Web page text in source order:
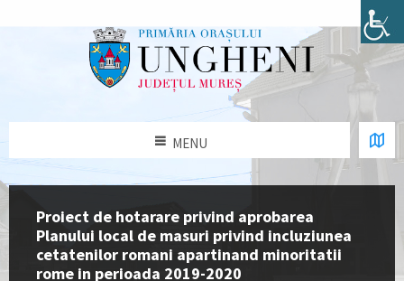
MENU
Proiect de hotarare privind aprobarea
Planului local de masuri privind incluziunea
cetatenilor romani apartinand minoritatii
rome in perioada 2019-2020